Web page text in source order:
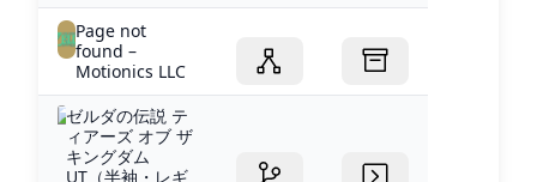
Page not
found –
Motionics LLC
ゼルダの伝説 テ
ィアーズ オブ ザ
キングダム
UT（半袖・レギ